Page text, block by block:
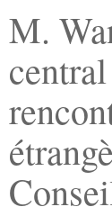
M.